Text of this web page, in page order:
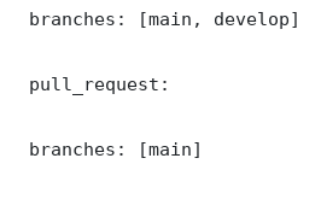
branches: [main, develop]
pull_request:
branches: [main]